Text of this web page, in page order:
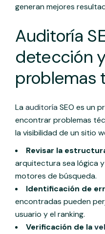
generan mejores
Auditoría
detección
problemas
Laauditoría SEO es un
encontrar problemas
la visibilidad de un sitio
Revisar la
arquitectura sea lógica
motores de búsqueda.
Identificación de
encontradas pueden
usuario y el ranking.
Verificación de la